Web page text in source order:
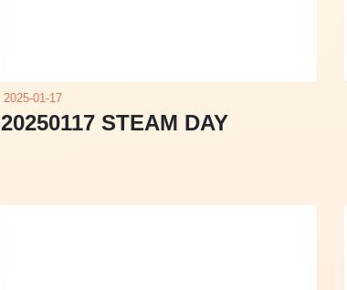
2025-01-17
20250117 STEAM DAY